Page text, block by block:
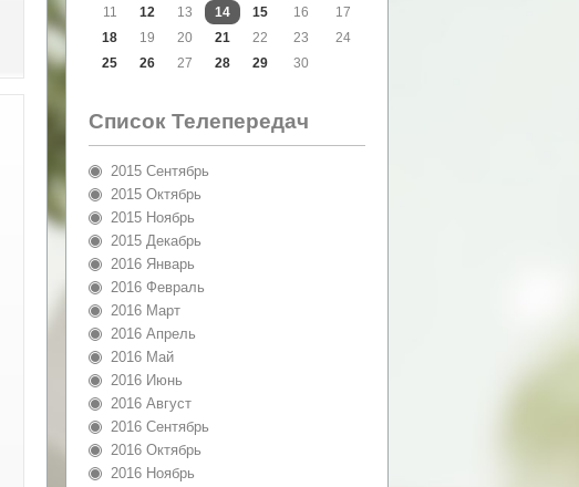
11
12 13 14 15 16
17
18
19 20 21 22 23
24
25
26 27 28 29 30
Список Телепередач
2015 Сентябрь
2015 Октябрь
2015 Ноябрь
2015 Декабрь
2016 Январь
2016 Февраль
2016 Март
2016 Апрель
2016 Май
2016 Июнь
2016 Август
2016 Сентябрь
2016 Октябрь
2016 Ноябрь